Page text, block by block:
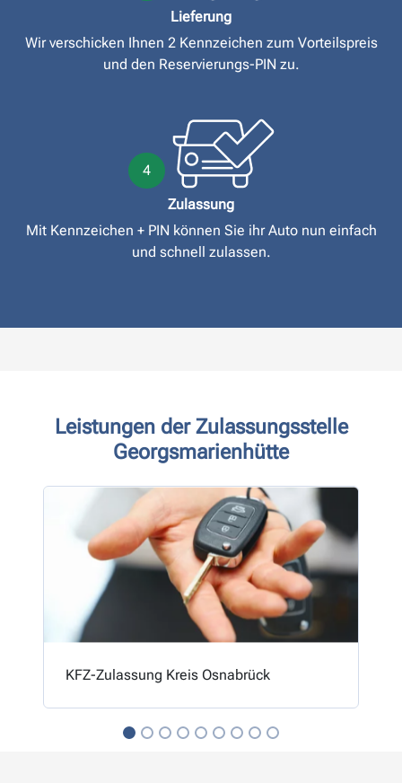
Lieferung
Wir verschicken Ihnen 2 Kennzeichen zum Vorteilspreis
und den Reservierungs-PIN zu.
4
Zulassung
Mit Kennzeichen + PIN können Sie ihr Auto nun einfach
und schnell zulassen.
Leistungen der Zulassungsstelle
Georgsmarienhütte
KFZ-Zulassung Kreis Osnabrück